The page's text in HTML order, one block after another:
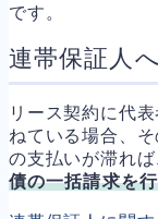
です。
連帯保証人
リース契約に代
ねている場合、
の支払いが滞れ
債の一括請求を